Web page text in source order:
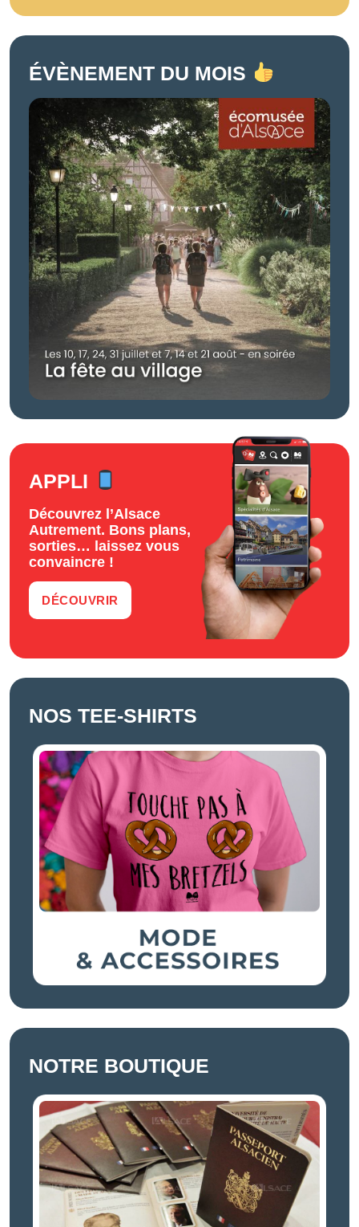
ÉVÈNEMENT DU MOIS
APPLI
Découvrez l’Alsace
Autrement. Bons plans,
sorties… laissez vous
convaincre !
DÉCOUVRIR
NOS TEE-SHIRTS
NOTRE BOUTIQUE